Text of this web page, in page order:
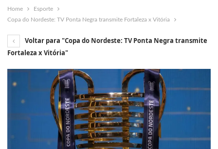
Home
Esporte
Copa do Nordeste: TV Ponta Negra transmite Fortaleza x Vitória
Voltar para "Copa do Nordeste: TV Ponta Negra transmite
Fortaleza x Vitória"